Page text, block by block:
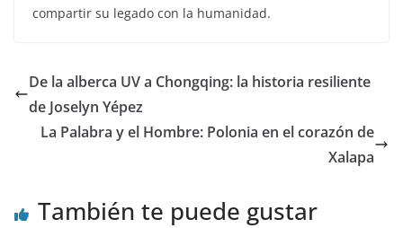
compartir su legado con la humanidad.
De la alberca UV a Chongqing: la historia resiliente
de Joselyn Yépez
La Palabra y el Hombre: Polonia en el corazón de
Xalapa
También te puede gustar